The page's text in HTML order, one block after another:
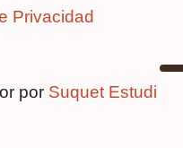
Privacidad
por Suquet Estudi